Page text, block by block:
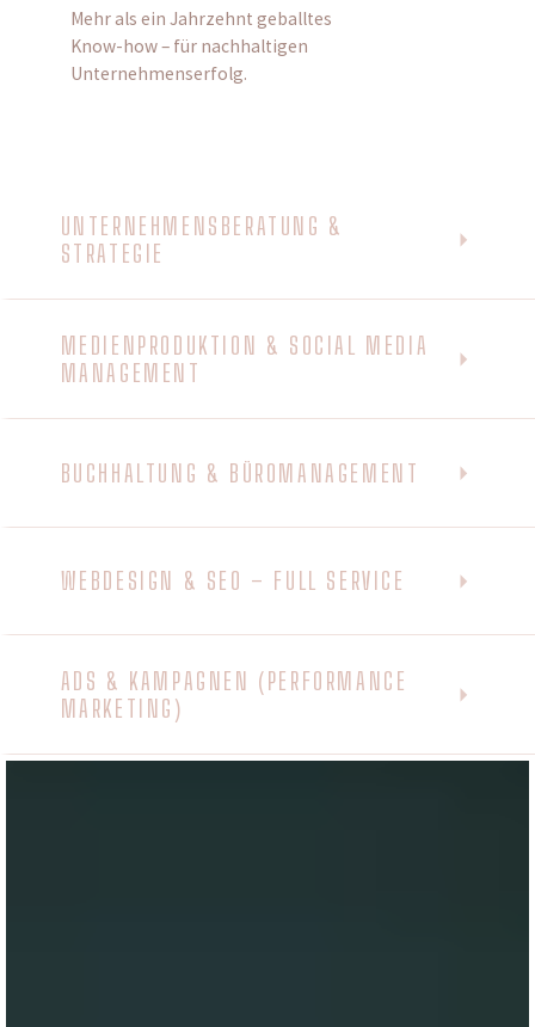
Mehr als ein Jahrzehnt geballtes
Know-how – für nachhaltigen
Unternehmenserfolg.
UNTERNEHMENSBERATUNG &
STRATEGIE
MEDIENPRODUKTION & SOCIAL MEDIA
MANAGEMENT
BUCHHALTUNG & BÜROMANAGEMENT
WEBDESIGN & SEO – FULL SERVICE
ADS & KAMPAGNEN (PERFORMANCE
MARKETING)